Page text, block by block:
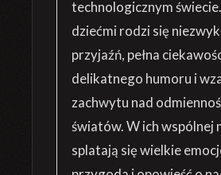
technologicznym
dziećmi rodzi się
przyjaźń, pełna
delikatnego humoru i
zachwytu nad
światów. W ich wspólnej
splatają się wielkie